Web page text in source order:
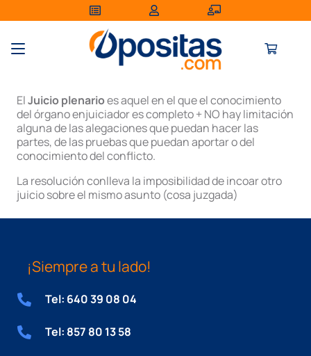
ElJuicio plenarioes aquel en el que el conocimiento
del órgano enjuiciador es completo + NO hay limitación
alguna de las alegaciones que puedan hacer las
partes, de las pruebas que puedan aportar o del
conocimiento del conflicto.
La resolución conlleva la imposibilidad de incoar otro
juicio sobre el mismo asunto (cosa juzgada)
¡Siempre a tu lado!
Tel: 640 39 08 04
Tel: 857 80 13 58